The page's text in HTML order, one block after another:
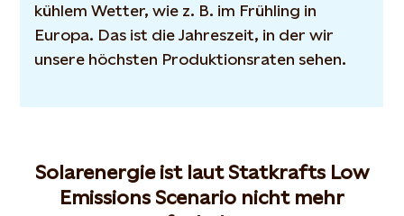
kühlem Wetter, wie z. B. im Frühling in
Europa. Das ist die Jahreszeit, in der wir
unsere höchsten Produktionsraten sehen.
Solarenergie ist laut Statkrafts Low
Emissions Scenario nicht mehr